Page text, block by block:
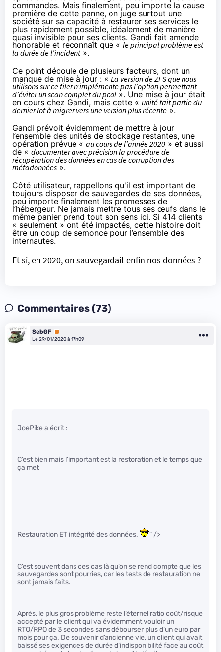
commandes. Mais finalement, peu importe la cause
première de cette panne, on juge surtout une
société sur sa capacité à restaurer ses services le
plus rapidement possible, idéalement de manière
quasi invisible pour ses clients. Gandi fait amende
honorable et reconnaît que « le principal problème est
la durée de l’incident».
Ce point découle de plusieurs facteurs, dont un
manque de mise à jour : « La version de ZFS que nous
utilisons sur ce filer n’implémente pas l’option permettant
d’éviter un scan complet du pool ». Une mise à jour était
en cours chez Gandi, mais cette « unité fait partie du
dernier lot à migrer vers une version plus récente ».
Gandi prévoit évidemment de mettre à jour
l’ensemble des unités de stockage restantes, une
opération prévue « au cours de l’année 2020 » et aussi
de « documenter avec précision la procédure de
récupération des données en cas de corruption des
métadonnées ».
Côté utilisateur, rappellons qu'il est important de
toujours disposer de sauvegardes de ses données,
peu importe finalement les promesses de
l’hébergeur. Ne jamais mettre tous ses œufs dans le
même panier prend tout son sens ici. Si 414 clients
« seulement » ont été impactés, cette histoire doit
être un coup de semonce pour l’ensemble des
internautes.
Et si, en 2020, on sauvegardait enfin nos données ?
Commentaires (73)
SebGF Premium
Le 29/01/2020 à 17h09
JoePike a écrit :
C’est bien mais l’important est la restoration et le temps que
ça met
Restauration ET intégrité des données. " />
C’est souvent dans ces cas là qu’on se rend compte que les
sauvegardes sont pourries, car les tests de restauration ne
sont jamais faits.
Après, le plus gros problème reste l’éternel ratio coût/risque
accepté par le client qui va évidemment vouloir un
RTO/RPO de 3 secondes sans débourser plus d’un euro par
mois pour ça. De souvenir d’ancienne vie, un client qui avait
baissé ses exigences de durée d’indisponibilité face au coût